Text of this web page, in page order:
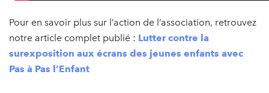
Pour en savoir plus sur l’action de l’association, retrouvez
notre article complet publié : Lutter contre la
surexposition aux écrans des jeunes enfants avec
Pas à Pas l’Enfant